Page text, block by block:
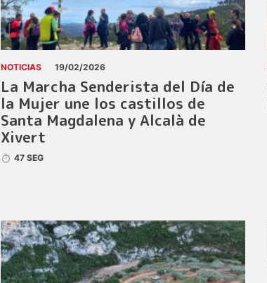
NOTICIAS 19/02/2026
La Marcha Senderista del Día de
la Mujer une los castillos de
Santa Magdalena y Alcalà de
Xivert
47 SEG